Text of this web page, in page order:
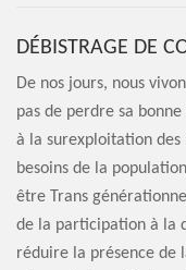
DÉBISTRAGE DE
De nos jours, nous
pas de perdre sa
à la surexploitation
besoins de la
être Trans
de la participation à la
réduire la présence de